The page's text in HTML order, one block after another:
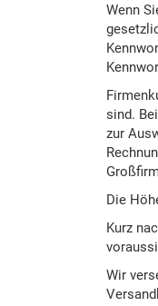
Wenn
sind.
zur
Die
Kurz
Wir